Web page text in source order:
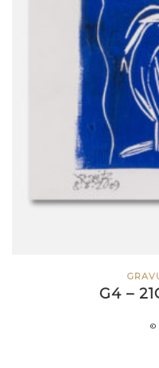
G4 –
©